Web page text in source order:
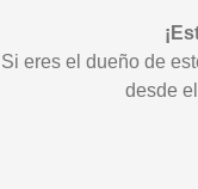
Si eres el dueño de
desde